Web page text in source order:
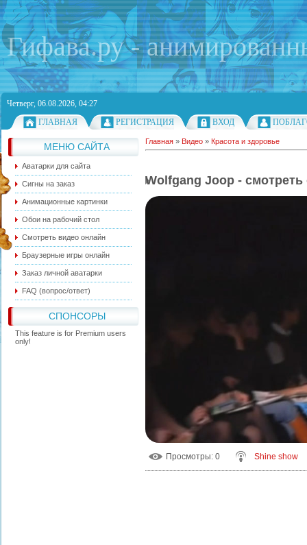
Гифава.ру -
Четверг, 06.08.2026, 04:27
ГЛАВНАЯ
РЕГИСТРАЦИЯ ВХОД
МЕНЮ САЙТА
Аватарки для сайта
Сигны на заказ
Анимационные картинки
Обои на рабочий стол
Смотреть видео онлайн
Браузерные игры онлайн
Заказ личной аватарки
FAQ (вопрос/ответ)
СПОНСОРЫ
This feature is for Premium users
only!
Главная » Видео » Красота и здоровье
Wolfgang Joop - смотреть
Просмотры: 0 Shine show